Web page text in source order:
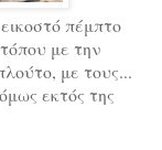
πέμπτο
με την
με τους...
εκτός της